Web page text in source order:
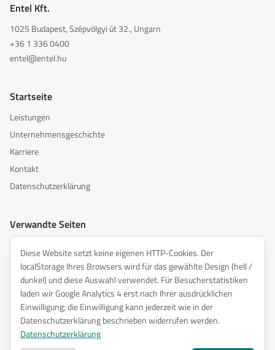
Entel Kft.
1025 Budapest, Szépvölgyi út 32., Ungarn
+36 1 336 0400
entel@entel.hu
Startseite
Leistungen
Unternehmensgeschichte
Karriere
Kontakt
Datenschutzerklärung
Verwandte Seiten
inspiredacoustics.com
soundy.ai
irat.ai
2026ENTEL Műszaki Fejlesztő Kft. — Alle Rechte vorbehalten.
Diese Website setzt keine eigenen HTTP-Cookies. Der
localStorage Ihres Browsers wird für das gewählte Design (hell /
dunkel) und diese Auswahl verwendet. Für Besucherstatistiken
laden wir Google Analytics 4 erst nach Ihrer ausdrücklichen
Einwilligung; die Einwilligung kann jederzeit wie in der
Datenschutzerklärung beschrieben widerrufen werden.
Datenschutzerklärung